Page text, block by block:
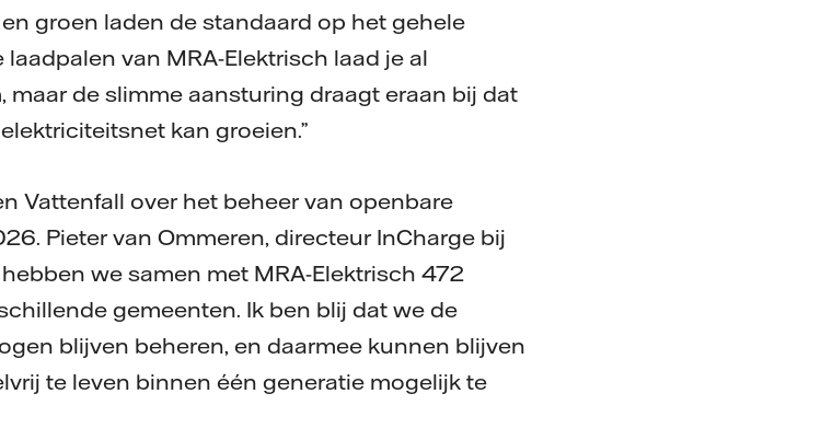
groen laden de standaard op het gehele
van MRA-Elektrisch laad je al
de slimme aansturing draagt eraan bij dat
kan groeien.”
Vattenfall over het beheer van openbare
Pieter van Ommeren, directeur InCharge bij
we samen met MRA-Elektrisch 472
gemeenten. Ik ben blij dat we de
blijven beheren, en daarmee kunnen blijven
te leven binnen één generatie mogelijk te